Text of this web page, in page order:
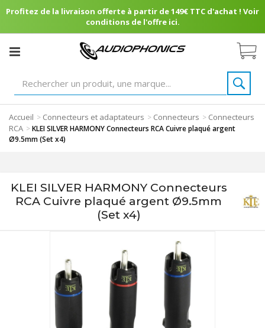
Profitez de la livraison offerte à partir de 149€ TTC d'achat ! Voir
conditions de l'offre ici.
Accueil > Connecteurs et adaptateurs > Connecteurs > Connecteurs
RCA >KLEI SILVER HARMONY Connecteurs RCA Cuivre plaqué argent
Ø9.5mm (Set x4)
KLEI SILVER HARMONY Connecteurs
RCA Cuivre plaqué argent Ø9.5mm
(Set x4)